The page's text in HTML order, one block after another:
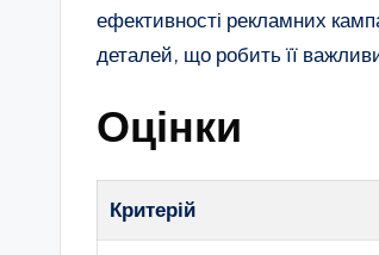
ефективності рекламних
деталей, що робить її
Оцінки
Критерій